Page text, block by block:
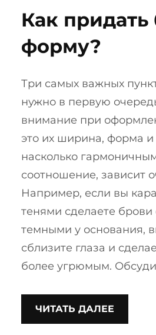
Как
форму?
Три самых важных
нужно в первую
внимание при
это их ширина, форма и
насколько
соотношение, зависит
Например, если вы
тенями сделаете
темными у основания,
сблизите глаза и
более угрюмым.
ЧИТАТЬ ДАЛЕЕ